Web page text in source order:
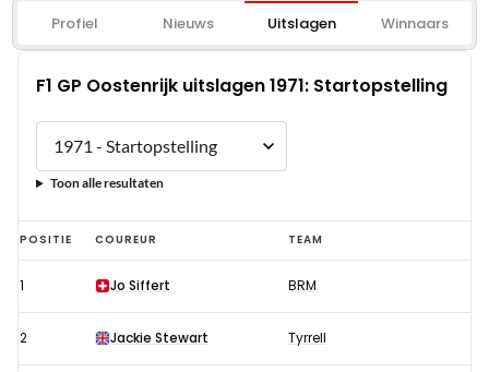
Profiel Nieuws Uitslagen Winnaars
F1 GP Oostenrijk uitslagen 1971: Startopstelling
Toon alle resultaten
F1
GP
Oostenrijk
uitslagen
POSITIE COUREUR TEAM
1 Jo Siffert BRM
2 Jackie Stewart Tyrrell